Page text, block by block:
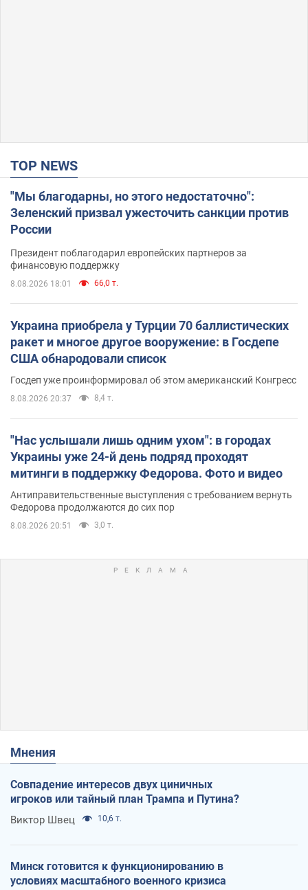
TOP NEWS
"Мы благодарны, но этого недостаточно":
Зеленский призвал ужесточить санкции против
России
Президент поблагодарил европейских партнеров за
финансовую поддержку
8.08.2026 18:01 66,0 т.
Украина приобрела у Турции 70 баллистических
ракет и многое другое вооружение: в Госдепе
США обнародовали список
Госдеп уже проинформировал об этом американский Конгресс
8.08.2026 20:37 8,4 т.
"Нас услышали лишь одним ухом": в городах
Украины уже 24-й день подряд проходят
митинги в поддержку Федорова. Фото и видео
Антиправительственные выступления с требованием вернуть
Федорова продолжаются до сих пор
8.08.2026 20:51 3,0 т.
Мнения
Совпадение интересов двух циничных
игроков или тайный план Трампа и Путина?
Виктор Швец 10,6 т.
Минск готовится к функционированию в
условиях масштабного военного кризиса